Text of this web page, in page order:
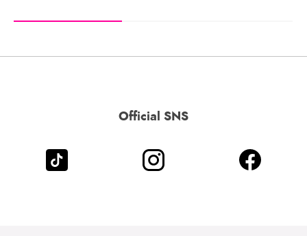
Official SNS